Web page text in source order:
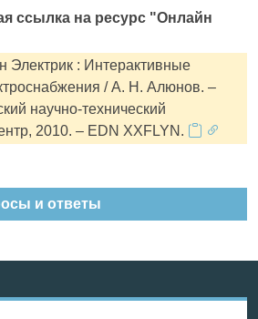
ссылка на ресурс "Онлайн
Электрик : Интерактивные
/ А. Н. Алюнов. –
научно-технический
2010. – EDN XXFLYN.
и ответы